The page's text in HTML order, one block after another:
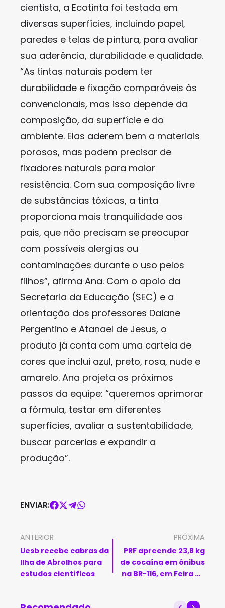
cientista, a Ecotinta foi testada em
diversas superfícies, incluindo papel,
paredes e telas de pintura, para avaliar
sua aderência, durabilidade e qualidade.
“As tintas naturais podem ter
durabilidade e fixação comparáveis às
convencionais, mas isso depende da
composição, da superfície e do
ambiente. Elas aderem bem a materiais
porosos, mas podem precisar de
fixadores naturais para maior
resistência. Com sua composição livre
de substâncias tóxicas, a tinta
proporciona mais tranquilidade aos
pais, que não precisam se preocupar
com possíveis alergias ou
contaminações durante o uso pelos
filhos”, afirma Ana. Com o apoio da
Secretaria da Educação (SEC) e a
orientação dos professores Daiane
Pergentino e Atanael de Jesus, o
produto já conta com uma cartela de
cores que inclui azul, preto, rosa, nude e
amarelo. Ana projeta os próximos
passos da equipe: “queremos aprimorar
a fórmula, testar em diferentes
superfícies, avaliar a sustentabilidade,
buscar parcerias e expandir a
produção”.
ENVIAR:
ANTERIOR
Uesb recebe cabras da
Ilha de Abrolhos para
estudos científicos
PRÓXIMA
PRF apreende 23,8 kg
de cocaína em ônibus
na BR-116, em Feira de